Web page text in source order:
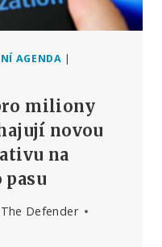
AGENDA |
miliony
novou
na
Defender